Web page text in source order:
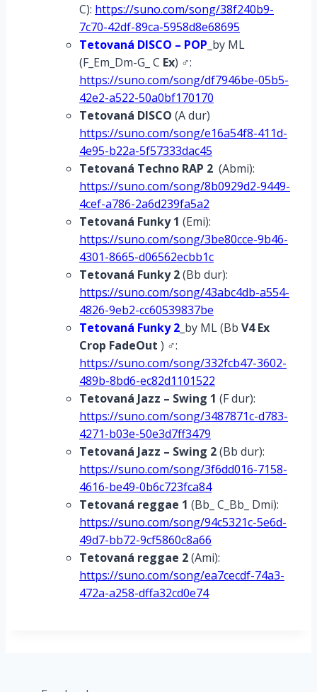
C): https://suno.com/song/38f240b9-
7c70-42df-89ca-5958d8e68695
Tetovaná DISCO – POP _by ML
(F_Em_Dm-G_ C Ex) ♂:
https://suno.com/song/df7946be-05b5-
42e2-a522-50a0bf170170
Tetovaná DISCO (A dur)
https://suno.com/song/e16a54f8-411d-
4e95-b22a-5f57333dac45
Tetovaná Techno RAP 2 (Abmi):
https://suno.com/song/8b0929d2-9449-
4cef-a786-2a6d239fa5a2
Tetovaná Funky 1 (Emi):
https://suno.com/song/3be80cce-9b46-
4301-8665-d06562ecbb1c
Tetovaná Funky 2(Bb dur):
https://suno.com/song/43abc4db-a554-
4826-9eb2-cc60539837be
Tetovaná Funky 2 _by ML (Bb V4 Ex
Crop FadeOut ) ♂:
https://suno.com/song/332fcb47-3602-
489b-8bd6-ec82d1101522
Tetovaná Jazz – Swing 1 (F dur):
https://suno.com/song/3487871c-d783-
4271-b03e-50e3d7ff3479
Tetovaná Jazz – Swing 2(Bb dur):
https://suno.com/song/3f6dd016-7158-
4616-be49-0b6c723fca84
Tetovaná reggae 1 (Bb_ C_Bb_ Dmi):
https://suno.com/song/94c5321c-5e6d-
49d7-bb72-9cf5860c8a66
Tetovaná reggae 2(Ami):
https://suno.com/song/ea7cecdf-74a3-
472a-a258-dffa32cd0e74